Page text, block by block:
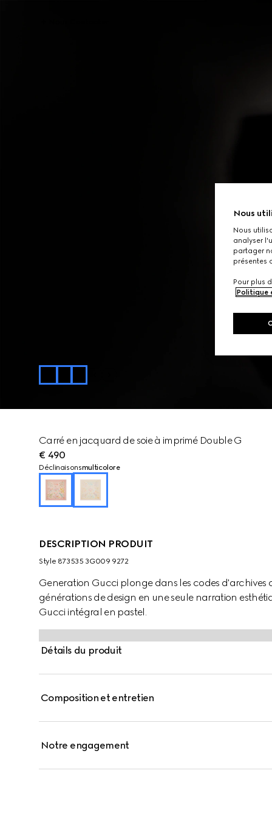
Carré en jacquard de soie à imprimé Double G
€ 490
Déclinaisonsmulticolore
DESCRIPTION PRODUIT
Style ‎873535 3G009 9272
Generation Gucci plonge dans les codes d'archives
générations de design en une seule narration
Gucci intégral en pastel.
Détails du produit
Composition et entretien
Notre engagement
Nous
Nous
analyser
partager
présentes
Pour plus
Politique